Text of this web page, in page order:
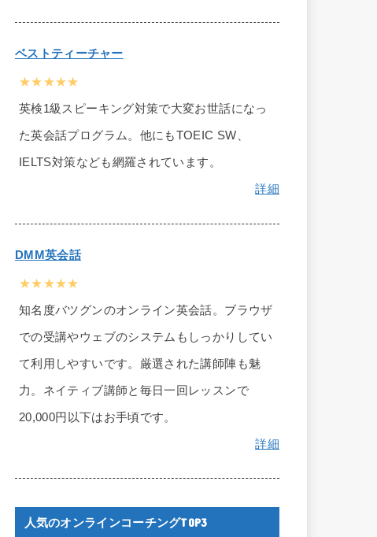
ベストティーチャー
★★★★★
英検1級スピーキング対策で大変お世話になっ
た英会話プログラム。他にもTOEIC SW、
IELTS対策なども網羅されています。
詳細
DMM英会話
★★★★★
知名度バツグンのオンライン英会話。ブラウザ
での受講やウェブのシステムもしっかりしてい
て利用しやすいです。厳選された講師陣も魅
力。ネイティブ講師と毎日一回レッスンで
20,000円以下はお手頃です。
詳細
人気のオンラインコーチングTOP3